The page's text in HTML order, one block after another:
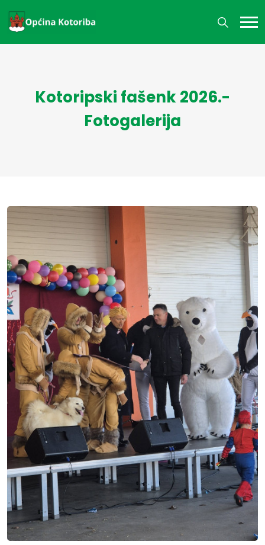
Kotoripski fašenk 2026.-
Fotogalerija